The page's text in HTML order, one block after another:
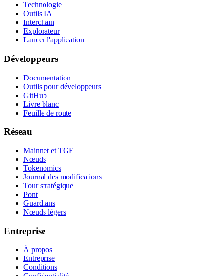
Technologie
Outils IA
Interchain
Explorateur
Lancer l'application
Développeurs
Documentation
Outils pour développeurs
GitHub
Livre blanc
Feuille de route
Réseau
Mainnet et TGE
Nœuds
Tokenomics
Journal des modifications
Tour stratégique
Pont
Guardians
Nœuds légers
Entreprise
À propos
Entreprise
Conditions